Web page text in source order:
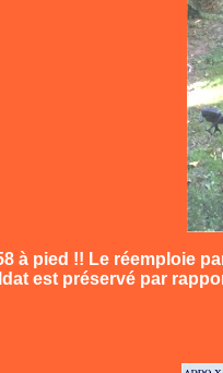
à pied !! Le réemploie
est préservé par